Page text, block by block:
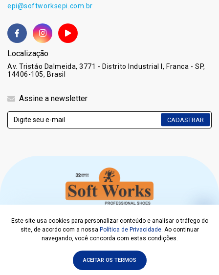
Este site usa cookies para personalizar conteúdo e analisar o tráfego do
site, de acordo com a nossa Política de Privacidade. Ao continuar
navegando, você concorda com estas condições.
ACEITAR OS TERMOS
epi@softworksepi.com.br
Localização
Av. Tristáo Dalmeida, 3771 - Distrito Industrial I, Franca - SP,
14406-105, Brasil
Assine a newsletter
CADASTRAR
COPYRIGHT © 2021. SOFT WORKS EPI CALÇADOS LTDA
CNPJ 00.218.308/0001-08
DESENVOLVIDO POR